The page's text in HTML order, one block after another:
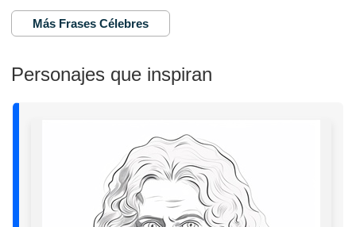
Más Frases Célebres
Personajes que inspiran